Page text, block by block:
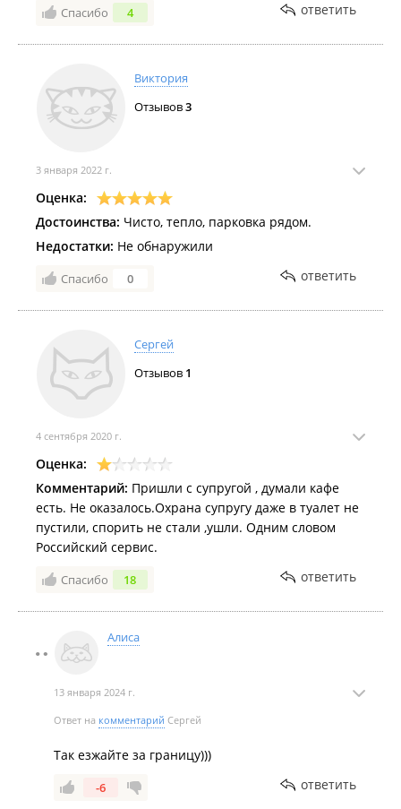
Спасибо 4 ответить
Виктория
Отзывов3
3 января 2022 г.
Оценка:
Достоинства: Чисто, тепло, парковка рядом.
Недостатки: Не обнаружили
Спасибо 0 ответить
Сергей
Отзывов 1
4 сентября 2020 г.
Оценка:
Комментарий: Пришли с супругой , думали кафе
есть. Не оказалось.Охрана супругу даже в туалет не
пустили, спорить не стали ,ушли. Одним словом
Российский сервис.
Спасибо 18 ответить
Алиса
13 января 2024 г.
Ответ на комментарий Сергей
Так езжайте за границу)))
-6 ответить